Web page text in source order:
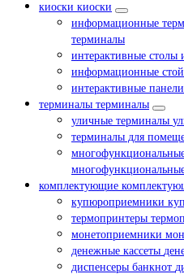
киоски киоски
информационные
терминалы
интерактивные столы
информационные
интерактивные панели
терминалы терминалы
уличные терминалы
терминалы для
комплектующие
купюроприемники
термопринтеры
монетоприемники
денежные кассеты
диспенсеры банкнот